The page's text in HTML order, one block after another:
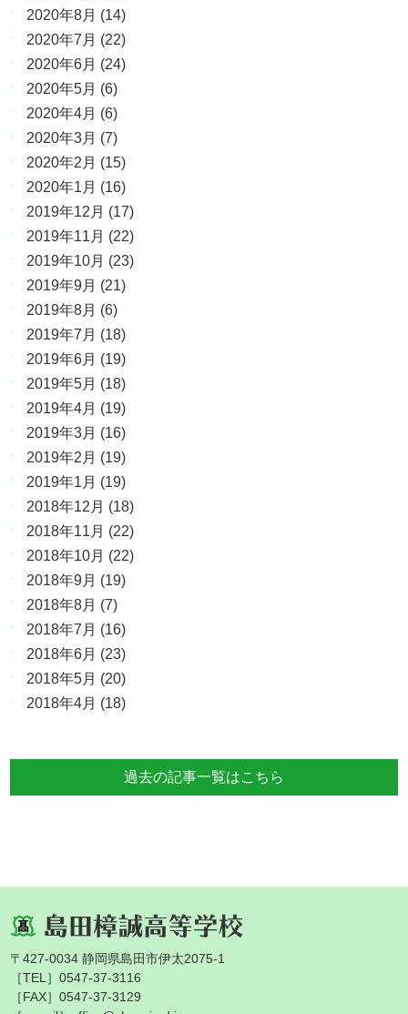
2020年8月 (14)
2020年7月 (22)
2020年6月 (24)
2020年5月 (6)
2020年4月 (6)
2020年3月 (7)
2020年2月 (15)
2020年1月 (16)
2019年12月 (17)
2019年11月 (22)
2019年10月 (23)
2019年9月 (21)
2019年8月 (6)
2019年7月 (18)
2019年6月 (19)
2019年5月 (18)
2019年4月 (19)
2019年3月 (16)
2019年2月 (19)
2019年1月 (19)
2018年12月 (18)
2018年11月 (22)
2018年10月 (22)
2018年9月 (19)
2018年8月 (7)
2018年7月 (16)
2018年6月 (23)
2018年5月 (20)
2018年4月 (18)
過去の記事一覧はこちら
〒427-0034 静岡県島田市伊太2075-1
［TEL］0547-37-3116
［FAX］0547-37-3129